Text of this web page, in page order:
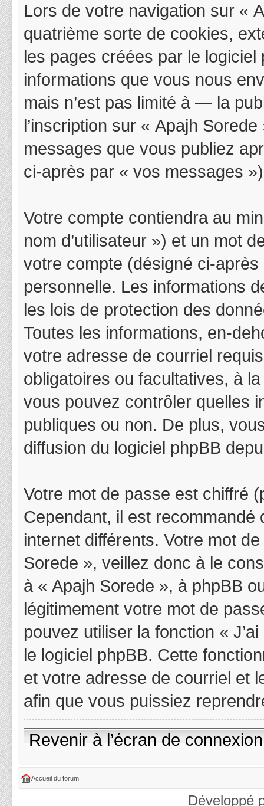
Lors de votre navigation sur «
quatrième sorte de cookies,
les pages créées par le
informations que vous nous
mais n’est pas limité à — la
l’inscription sur « Apajh
messages que vous publiez
ci-après par « vos messages
Votre compte contiendra au
nom d’utilisateur ») et un mot
votre compte (désigné ci-
personnelle. Les informations
les lois de protection des
Toutes les informations, en-
votre adresse de courriel
obligatoires ou facultatives, à
vous pouvez contrôler quelles
publiques ou non. De plus,
diffusion du logiciel phpBB
Votre mot de passe est chiffré
Cependant, il est
internet différents. Votre mot
Sorede », veillez donc à le
à « Apajh Sorede », à phpBB
légitimement votre mot de
pouvez utiliser la fonction «
le logiciel phpBB. Cette
et votre adresse de courriel et
afin que vous puissiez
Revenir à l’écran de connexion
Accueil du forum
Développé